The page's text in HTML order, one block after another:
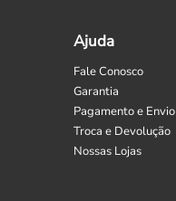
Ajuda
Fale Conosco
Garantia
Pagamento e Envio
Troca e Devolução
Nossas Lojas